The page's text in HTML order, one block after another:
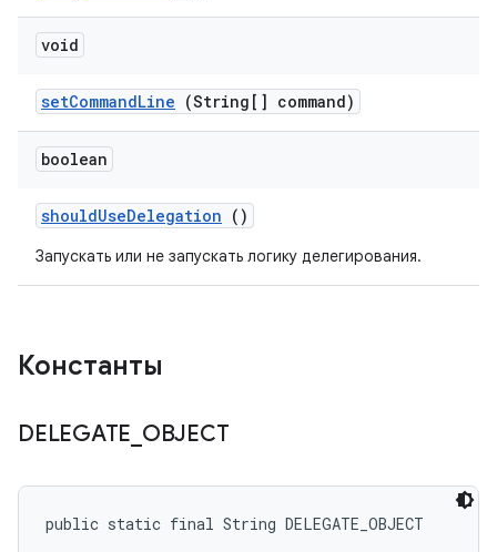
void
setCommandLine (String[] command)
boolean
shouldUseDelegation ()
Запускать или не запускать логику делегирования.
Константы
DELEGATE OBJECT
public static final String DELEGATE_OBJECT